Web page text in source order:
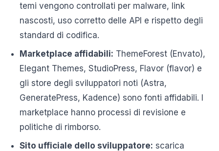
temi vengono controllati per malware, link
nascosti, uso corretto delle API e rispetto degli
standard di codifica.
Marketplace affidabili: ThemeForest (Envato),
Elegant Themes, StudioPress, Flavor (flavor) e
gli store degli sviluppatori noti (Astra,
GeneratePress, Kadence) sono fonti affidabili. I
marketplace hanno processi di revisione e
politiche di rimborso.
Sito ufficiale dello sviluppatore: scarica